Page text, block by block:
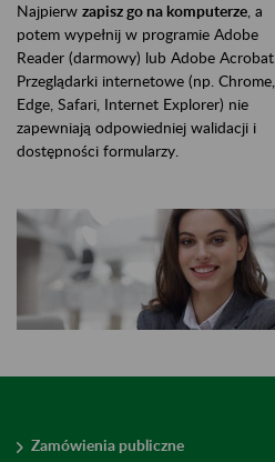
Najpierw zapisz go na komputerze , a
potem wypełnij w programie Adobe
Reader (darmowy) lub Adobe Acrobat.
Przeglądarki internetowe (np. Chrome,
Edge, Safari, Internet Explorer) nie
zapewniają odpowiedniej walidacji i
dostępności formularzy.
Zamówienia publiczne